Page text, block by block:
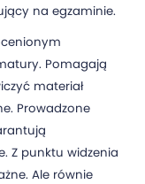
na egzaminie.
Pomagają
materiał
Prowadzone
Z punktu widzenia
Ale równie